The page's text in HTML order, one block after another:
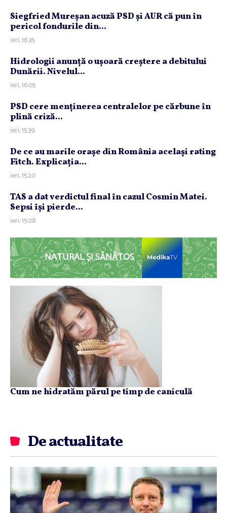
Siegfried Mureşan acuză PSD şi AUR că pun în
pericol fondurile din...
ieri, 16:35
Hidrologii anunţă o uşoară creştere a debitului
Dunării. Nivelul...
ieri, 16:05
PSD cere menţinerea centralelor pe cărbune în
plină criză...
ieri, 15:39
De ce au marile oraşe din România acelaşi rating
Fitch. Explicaţia...
ieri, 15:20
TAS a dat verdictul final în cazul Cosmin Matei.
Sepsi îşi pierde...
ieri, 15:08
NATURAL ȘI SĂNĂTOS
Cum ne hidratăm părul pe timp de caniculă
De actualitate